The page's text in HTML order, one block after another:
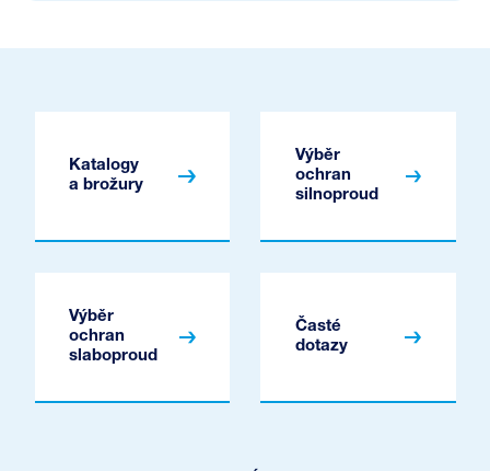
Katalogy
a brožury
Výběr
ochran
silnoproud
Výběr
ochran
slaboproud
Časté
dotazy